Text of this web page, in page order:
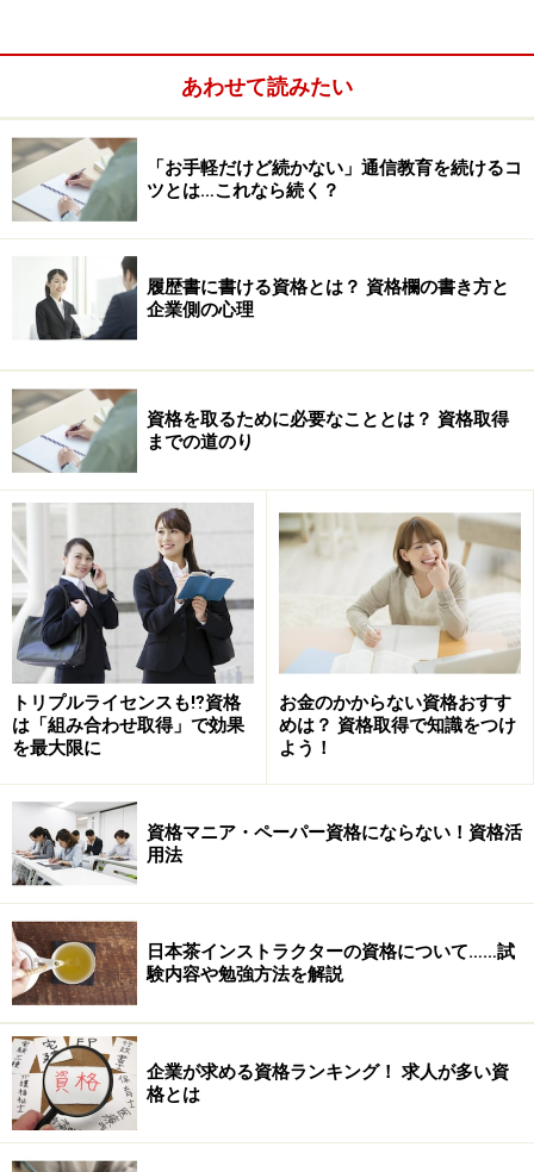
ては国家資格ではなく自主的にやっていただければ良い
し、YESプログラムについても社内の昇進・昇給を目標
とするような事業を国の事業として行うのはいかがかと
いう観点から廃止と決定としたい」とあります。
今回の事業仕分けの結果には法的拘束力がないとのこと
ですが、仮にもそれなりの歴史のある公的試験を「廃
止」とするからには、しかるべき理由があるはず。
そうでないならそう簡単に廃止すべきではないでしょう
し、もし廃止が妥当なら、これまで同試験を利用してき
た受験者に対してあまりにも不誠実であるともいえま
す。
※参考リンク
行政刷新会議ワーキンググループ11月13日の第2会場の
評価コメントについて：職業能力習得支援制度実施事業
／キャリア・コンサルティングによるメール相談事業
（厚生労働省）
がくだった「ビジネス・キャリア検定試験」とは？試験
の概要を次ページで確認しておきましょう。
※記事内容は執筆時点のものです。最新の内容をご確認くださ
い。
1/ 2
あわせて読みたい
「お手軽だけど続かない」通信教育を続けるコ
ツとは…これなら続く？
履歴書に書ける資格とは？ 資格欄の書き方と
企業側の心理
資格を取るために必要なこととは？ 資格取得
までの道のり
トリプルライセンスも⁉資格
は「組み合わせ取得」で効果
を最大限に
お金のかからない資格おすす
めは？ 資格取得で知識をつけ
よう！
資格マニア・ペーパー資格にならない！資格活
用法
日本茶インストラクターの資格について……試
験内容や勉強方法を解説
企業が求める資格ランキング！ 求人が多い資
格とは